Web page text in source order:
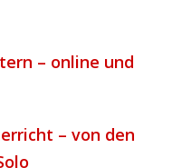
– online und
– von den